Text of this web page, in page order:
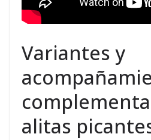
Variantes y
alitas